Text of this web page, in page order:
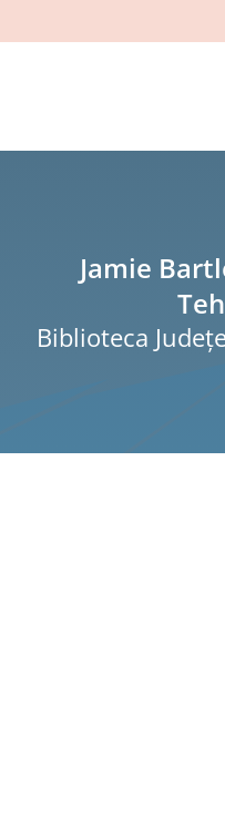
Jamie
Biblioteca